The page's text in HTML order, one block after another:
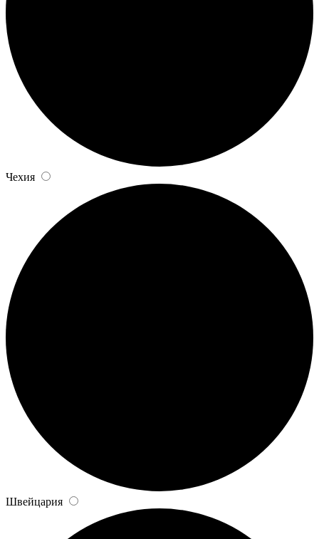
Чехия
Швейцария